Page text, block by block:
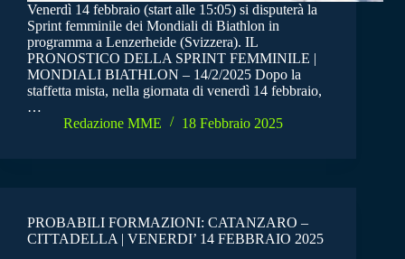
Venerdì 14 febbraio (start alle 15:05) si disputerà la
Sprint femminile dei Mondiali di Biathlon in
programma a Lenzerheide (Svizzera). IL
PRONOSTICO DELLA SPRINT FEMMINILE |
MONDIALI BIATHLON – 14/2/2025 Dopo la
staffetta mista, nella giornata di venerdì 14 febbraio,
…
Redazione MME
18 Febbraio 2025
PROBABILI FORMAZIONI: CATANZARO –
CITTADELLA | VENERDI’ 14 FEBBRAIO 2025